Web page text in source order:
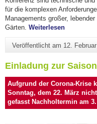
für die komplexen
Managements großer,
Gärten. Weiterlesen"2020
Veröffentlicht am 12.
Einladung zur
Aufgrund der Corona-Krise
Sonntag, dem 22. März
gefasst Nachholtermin am